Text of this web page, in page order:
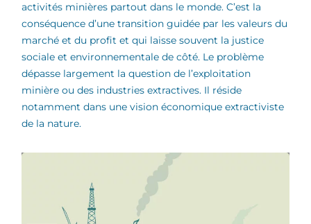
activités minières partout dans le monde. C’est la
conséquence d’une transition guidée par les valeurs du
marché et du profit et qui laisse souvent la justice
sociale et environnementale de côté. Le problème
dépasse largement la question de l’exploitation
minière ou des industries extractives. Il réside
notamment dans une vision économique extractiviste
de la nature.